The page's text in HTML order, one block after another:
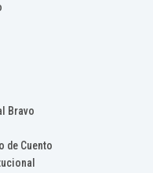
Bravo
de Cuento